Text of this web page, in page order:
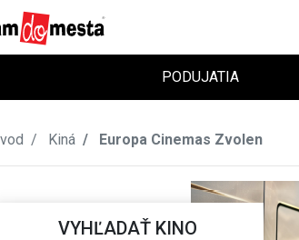
PODUJATIA
Kiná Europa Cinemas Zvolen
VYHĽADAŤ KINO